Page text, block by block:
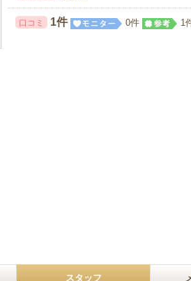
口コミ 1件 0件 1
スタッフ